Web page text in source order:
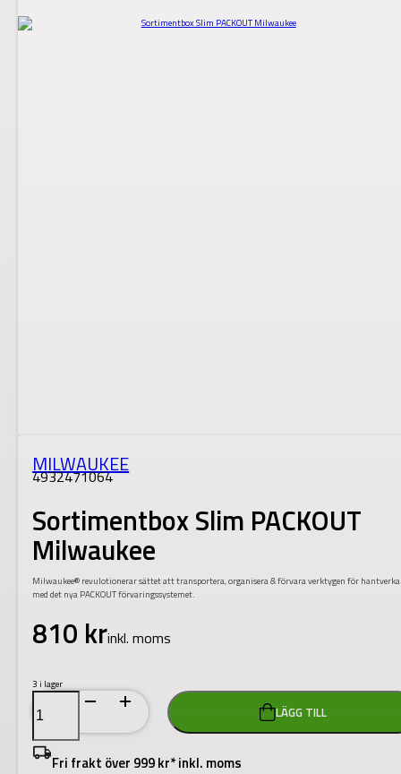
MILWAUKEE
4932471064
Sortimentbox Slim PACKOUT
Milwaukee
Milwaukee® revulotionerar sättet att transportera, organisera & förvara verktygen för
med det nya PACKOUT förvaringssystemet.
810 krinkl. moms
3 i lager
Sortimentbox
Slim
PACKOUT
Milwaukee
mängd
LÄGG TILL
Fri frakt över 999 kr* inkl. moms